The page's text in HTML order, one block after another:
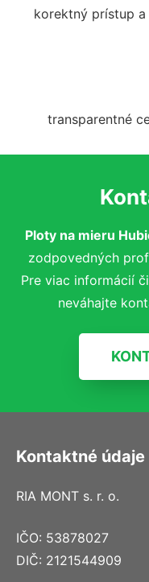
korektný prístup
transparentné
Ploty na mieru
zodpovedných
Pre viac informácií
neváhajte
Kontaktné údaje
RIA MONT s. r. o.
IČO: 53878027
DIČ: 2121544909